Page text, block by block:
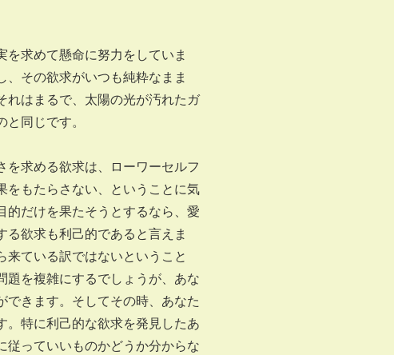
求めて懸命に努力をしていま
その欲求がいつも純粋なまま
れはまるで、太陽の光が汚れたガ
同じです。
求める欲求は、ローワーセルフ
をもたらさない、ということに気
だけを果たそうとするなら、愛
欲求も利己的であると言えま
ている訳ではないということ
題を複雑にするでしょうが、あな
きます。そしてその時、あなた
。特に利己的な欲求を発見したあ
従っていいものかどうか分からな